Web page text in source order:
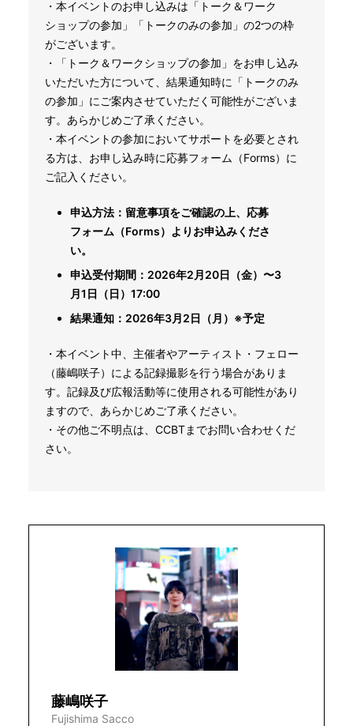
・本イベントのお申し込みは「トーク＆ワーク
ショップの参加」「トークのみの参加」の2つの枠
がございます。
・「トーク＆ワークショップの参加」をお申し込み
いただいた方について、結果通知時に「トークのみ
の参加」にご案内させていただく可能性がございま
す。あらかじめご了承ください。
・本イベントの参加においてサポートを必要とされ
る方は、お申し込み時に応募フォーム（Forms）に
ご記入ください。
申込方法：留意事項をご確認の上、応募
フォーム（Forms）よりお申込みくださ
い。
申込受付期間：2026年2月20日（金）〜3
月1日（日）17:00
結果通知：2026年3月2日（月）※予定
・本イベント中、主催者やアーティスト・フェロー
（藤嶋咲子）による記録撮影を行う場合がありま
す。記録及び広報活動等に使用される可能性があり
ますので、あらかじめご了承ください。
・その他ご不明点は、CCBTまでお問い合わせくだ
さい。
藤嶋咲子
Fujishima Sacco